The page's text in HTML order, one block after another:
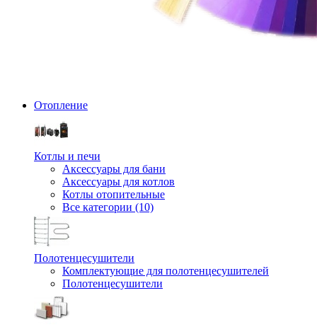
Отопление
Котлы и печи
Аксессуары для бани
Аксессуары для котлов
Котлы отопительные
Все категории (10)
Полотенцесушители
Комплектующие для полотенцесушителей
Полотенцесушители